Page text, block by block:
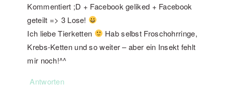
Kommentiert ;D + Facebook geliked + Facebook
geteilt => 3 Lose!
Ich liebe Tierketten
Hab selbst Froschohrringe,
Krebs-Ketten und so weiter – aber ein Insekt fehlt
mir noch!^^
Antworten